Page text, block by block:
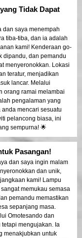
Tidak Dapat
dan saya menempah
tiba-tiba, dan ia adalah
kami! Kenderaan go-
dipandu, dan pemandu
menyeronokkan. Lokasi
teratur, menjadikan
lancar. Melalui
orang ramai melambai
pengalaman yang
mencari sesuatu
pelancong biasa, ini
sempurna! 🌟
Pasangan!
dan saya ingin malam
dan unik,
kami! Lampu
memukau semasa
pemandu memastikan
sepanjang masa.
Omotesando dan
tetapi mengujakan. Ia
menakjubkan untuk